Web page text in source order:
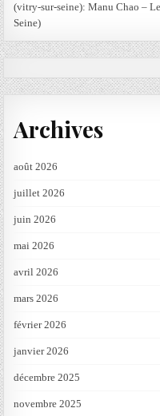
(vitry-sur-seine): Manu Chao –
Seine)
Archives
août 2026
juillet 2026
juin 2026
mai 2026
avril 2026
mars 2026
février 2026
janvier 2026
décembre 2025
novembre 2025